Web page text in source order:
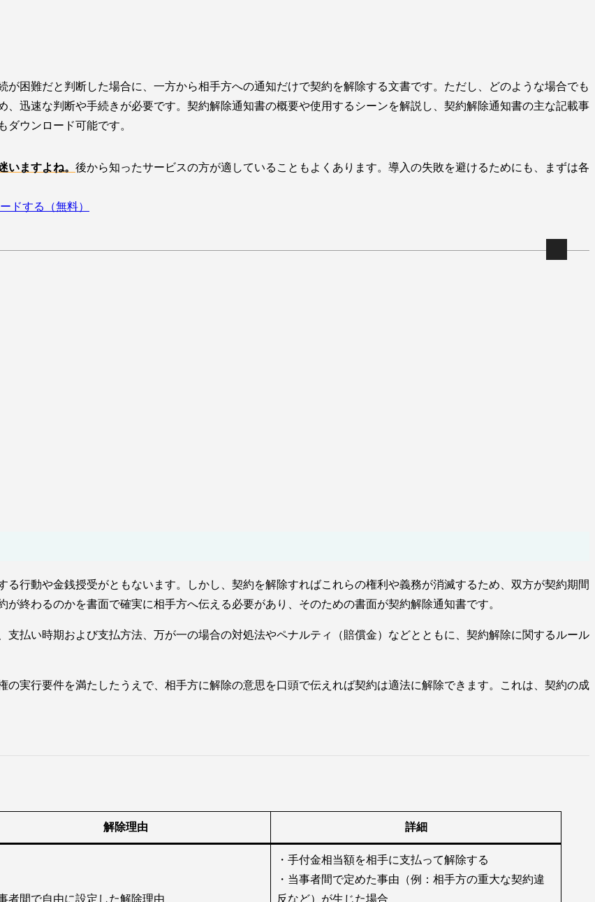
困難だと判断した場合に、一方から相手方への通知だけで契約を解除する文書です。ただし、どのような場合でも
迅速な判断や手続きが必要です。契約解除通知書の概要や使用するシーンを解説し、契約解除通知書の主な記載事
ウンロード可能です。
いますよね。 後から知ったサービスの方が適していることもよくあります。導入の失敗を避けるためにも、まずは各
ドする（無料）
行動や金銭授受がともないます。しかし、契約を解除すればこれらの権利や義務が消滅するため、双方が契約期間
終わるのかを書面で確実に相手方へ伝える必要があり、そのための書面が契約解除通知書です。
払い時期および支払方法、万が一の場合の対処法やペナルティ（賠償金）などとともに、契約解除に関するルール
実行要件を満たしたうえで、相手方に解除の意思を口頭で伝えれば契約は適法に解除できます。これは、契約の成
解除理由 詳細
者間で自由に設定した解除理由
・手付金相当額を相手に支払って解除する
・当事者間で定めた事由（例：相手方の重大な契約違
反など）が生じた場合